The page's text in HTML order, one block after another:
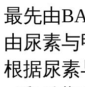
最先由
由尿素
根据尿